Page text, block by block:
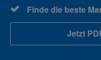
Finde die beste
Jetzt